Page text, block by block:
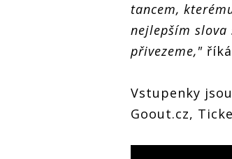
tancem,
nejlepším slova
přivezeme,"
Vstupenky
Goout.cz,